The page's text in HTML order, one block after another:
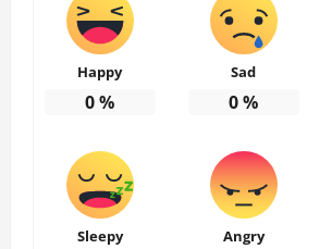
Happy
0%
Sad
0%
Sleepy Angry